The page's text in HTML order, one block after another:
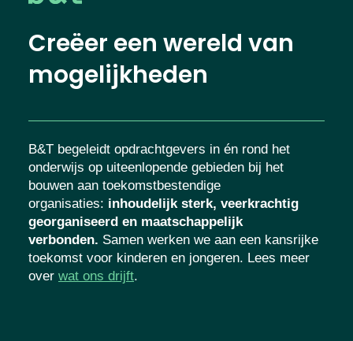
Creëer een wereld van
mogelijkheden
B&T begeleidt opdrachtgevers in én rond het
onderwijs op uiteenlopende gebieden bij het
bouwen aan toekomstbestendige
organisaties: inhoudelijk sterk, veerkrachtig
georganiseerd en maatschappelijk
verbonden. Samen werken we aan een kansrijke
toekomst voor kinderen en jongeren. Lees meer
over wat ons drijft.